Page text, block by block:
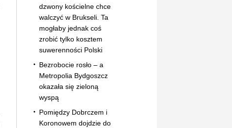
dzwony kościelne chce
walczyć w Brukseli. Ta
mogłaby jednak coś
zrobić tylko kosztem
suwerenności Polski
Bezrobocie rosło – a
Metropolia Bydgoszcz
okazała się zieloną
wyspą
Pomiędzy Dobrczem i
Koronowem dojdzie do